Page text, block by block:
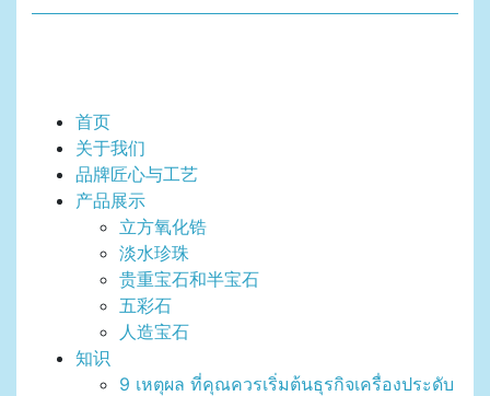
首页
关于我们
品牌匠心与工艺
产品展示
立方氧化锆
淡水珍珠
贵重宝石和半宝石
五彩石
人造宝石
知识
9 เหตุผล ที่คุณควรเริ่มต้นธุรกิจเครื่องประดับ